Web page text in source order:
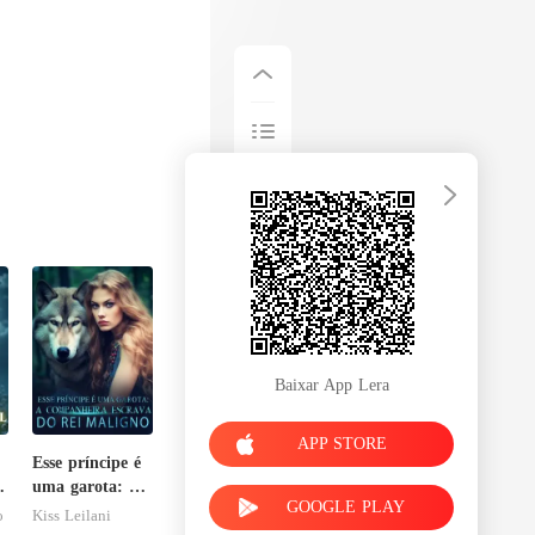
Esse príncipe é
uma garota: A
companheira
Kiss Leilani
Baixar App Lera
APP STORE
GOOGLE PLAY